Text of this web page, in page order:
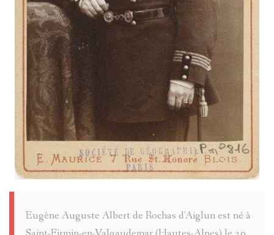
Eugène Auguste Albert de Rochas d'Aiglun est né à